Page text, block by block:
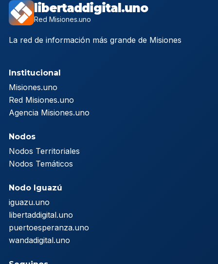
libertaddigital.uno
Red Misiones.uno
La red de información más grande de Misiones
Institucional
Misiones.uno
Red Misiones.uno
Agencia Misiones.uno
Nodos
Nodos Territoriales
Nodos Temáticos
Nodo Iguazú
iguazu.uno
libertaddigital.uno
puertoesperanza.uno
wandadigital.uno